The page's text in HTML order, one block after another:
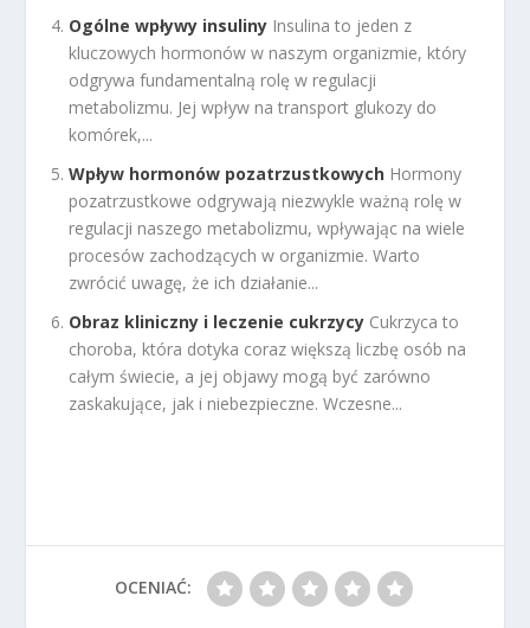
Ogólne wpływy insuliny Insulina to jeden z
kluczowych hormonów w naszym organizmie, który
odgrywa fundamentalną rolę w regulacji
metabolizmu. Jej wpływ na transport glukozy do
komórek,...
Wpływ hormonów pozatrzustkowych Hormony
pozatrzustkowe odgrywają niezwykle ważną rolę w
regulacji naszego metabolizmu, wpływając na wiele
procesów zachodzących w organizmie. Warto
zwrócić uwagę, że ich działanie...
Obraz kliniczny i leczenie cukrzycy Cukrzyca to
choroba, która dotyka coraz większą liczbę osób na
całym świecie, a jej objawy mogą być zarówno
zaskakujące, jak i niebezpieczne. Wczesne...
OCENIAĆ: